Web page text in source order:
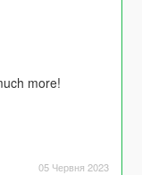
more!
05 Червня 2023